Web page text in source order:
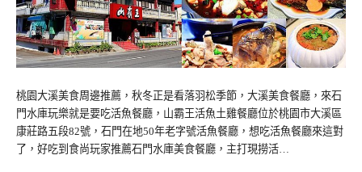
桃園大溪美食周邊推薦，秋冬正是看落羽松季節，大溪美食餐廳，來石
門水庫玩樂就是要吃活魚餐廳，山霸王活魚土雞餐廳位於桃園市大溪區
康莊路五段82號，石門在地50年老字號活魚餐廳，想吃活魚餐廳來這對
了，好吃到食尚玩家推薦石門水庫美食餐廳，主打現撈活…